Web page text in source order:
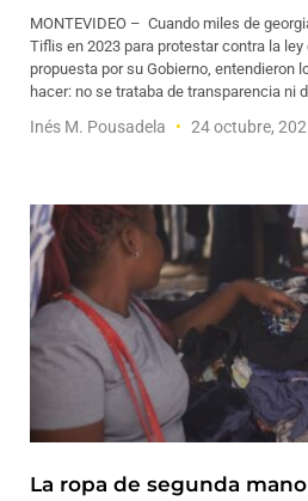
MONTEVIDEO – Cuando miles de
Tiflis en 2023 para protestar contra la
propuesta por su Gobierno, entendieron
hacer: no se trataba de transparencia ni
Inés M. Pousadela 24 octubre,
La ropa de segunda